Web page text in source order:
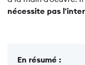
nécessite pas
En résumé :